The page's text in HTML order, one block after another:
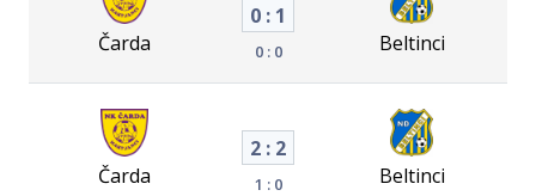
Čarda
0 : 1
0 : 0 Beltinci
Čarda
2 : 2
1 : 0 Beltinci